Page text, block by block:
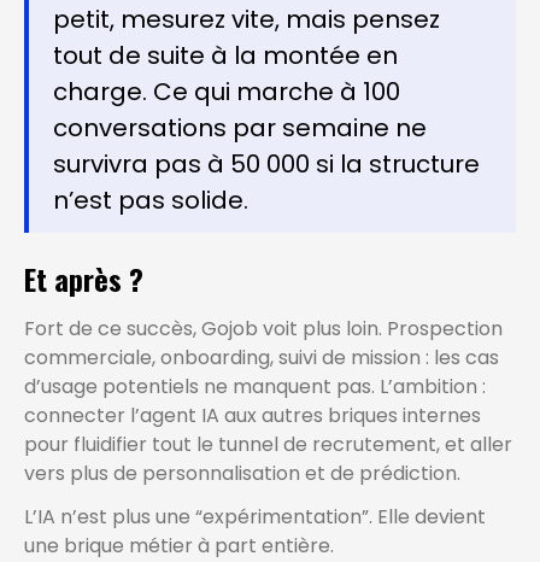
petit, mesurez vite, mais pensez
tout de suite à la montée en
charge. Ce qui marche à 100
conversations par semaine ne
survivra pas à 50 000 si la structure
n’est pas solide.
Et après ?
Fort de ce succès, Gojob voit plus loin. Prospection
commerciale, onboarding, suivi de mission : les cas
d’usage potentiels ne manquent pas. L’ambition :
connecter l’agent IA aux autres briques internes
pour fluidifier tout le tunnel de recrutement, et aller
vers plus de personnalisation et de prédiction.
L’IA n’est plus une “expérimentation”. Elle devient
une brique métier à part entière.